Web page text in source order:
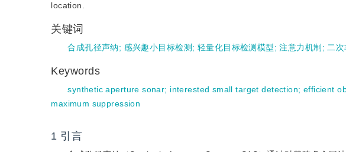
location.
关键词
合成孔径声纳; 感兴趣小目标检测 ; 轻量化目标检测模型;注意力机制 ; 二
Keywords
synthetic aperture sonar; interested small target detection; efficient
maximum suppression
1 引言